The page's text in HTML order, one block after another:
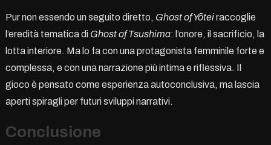
Pur non essendo un seguito diretto, Ghost of Yōteiraccoglie
l’eredità tematica di Ghost of Tsushima: l’onore, il sacrificio, la
lotta interiore. Ma lo fa con una protagonista femminile forte e
complessa, e con una narrazione più intima e riflessiva. Il
gioco è pensato come esperienza autoconclusiva, ma lascia
aperti spiragli per futuri sviluppi narrativi.
Conclusione